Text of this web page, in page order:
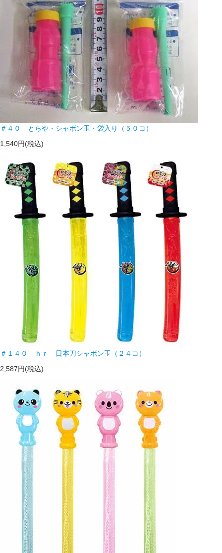
＃４０ とらや・シャボン玉・袋入り（５０コ）
1,540円(税込)
＃１４０ ｈｒ 日本刀シャボン玉（２４コ）
2,587円(税込)